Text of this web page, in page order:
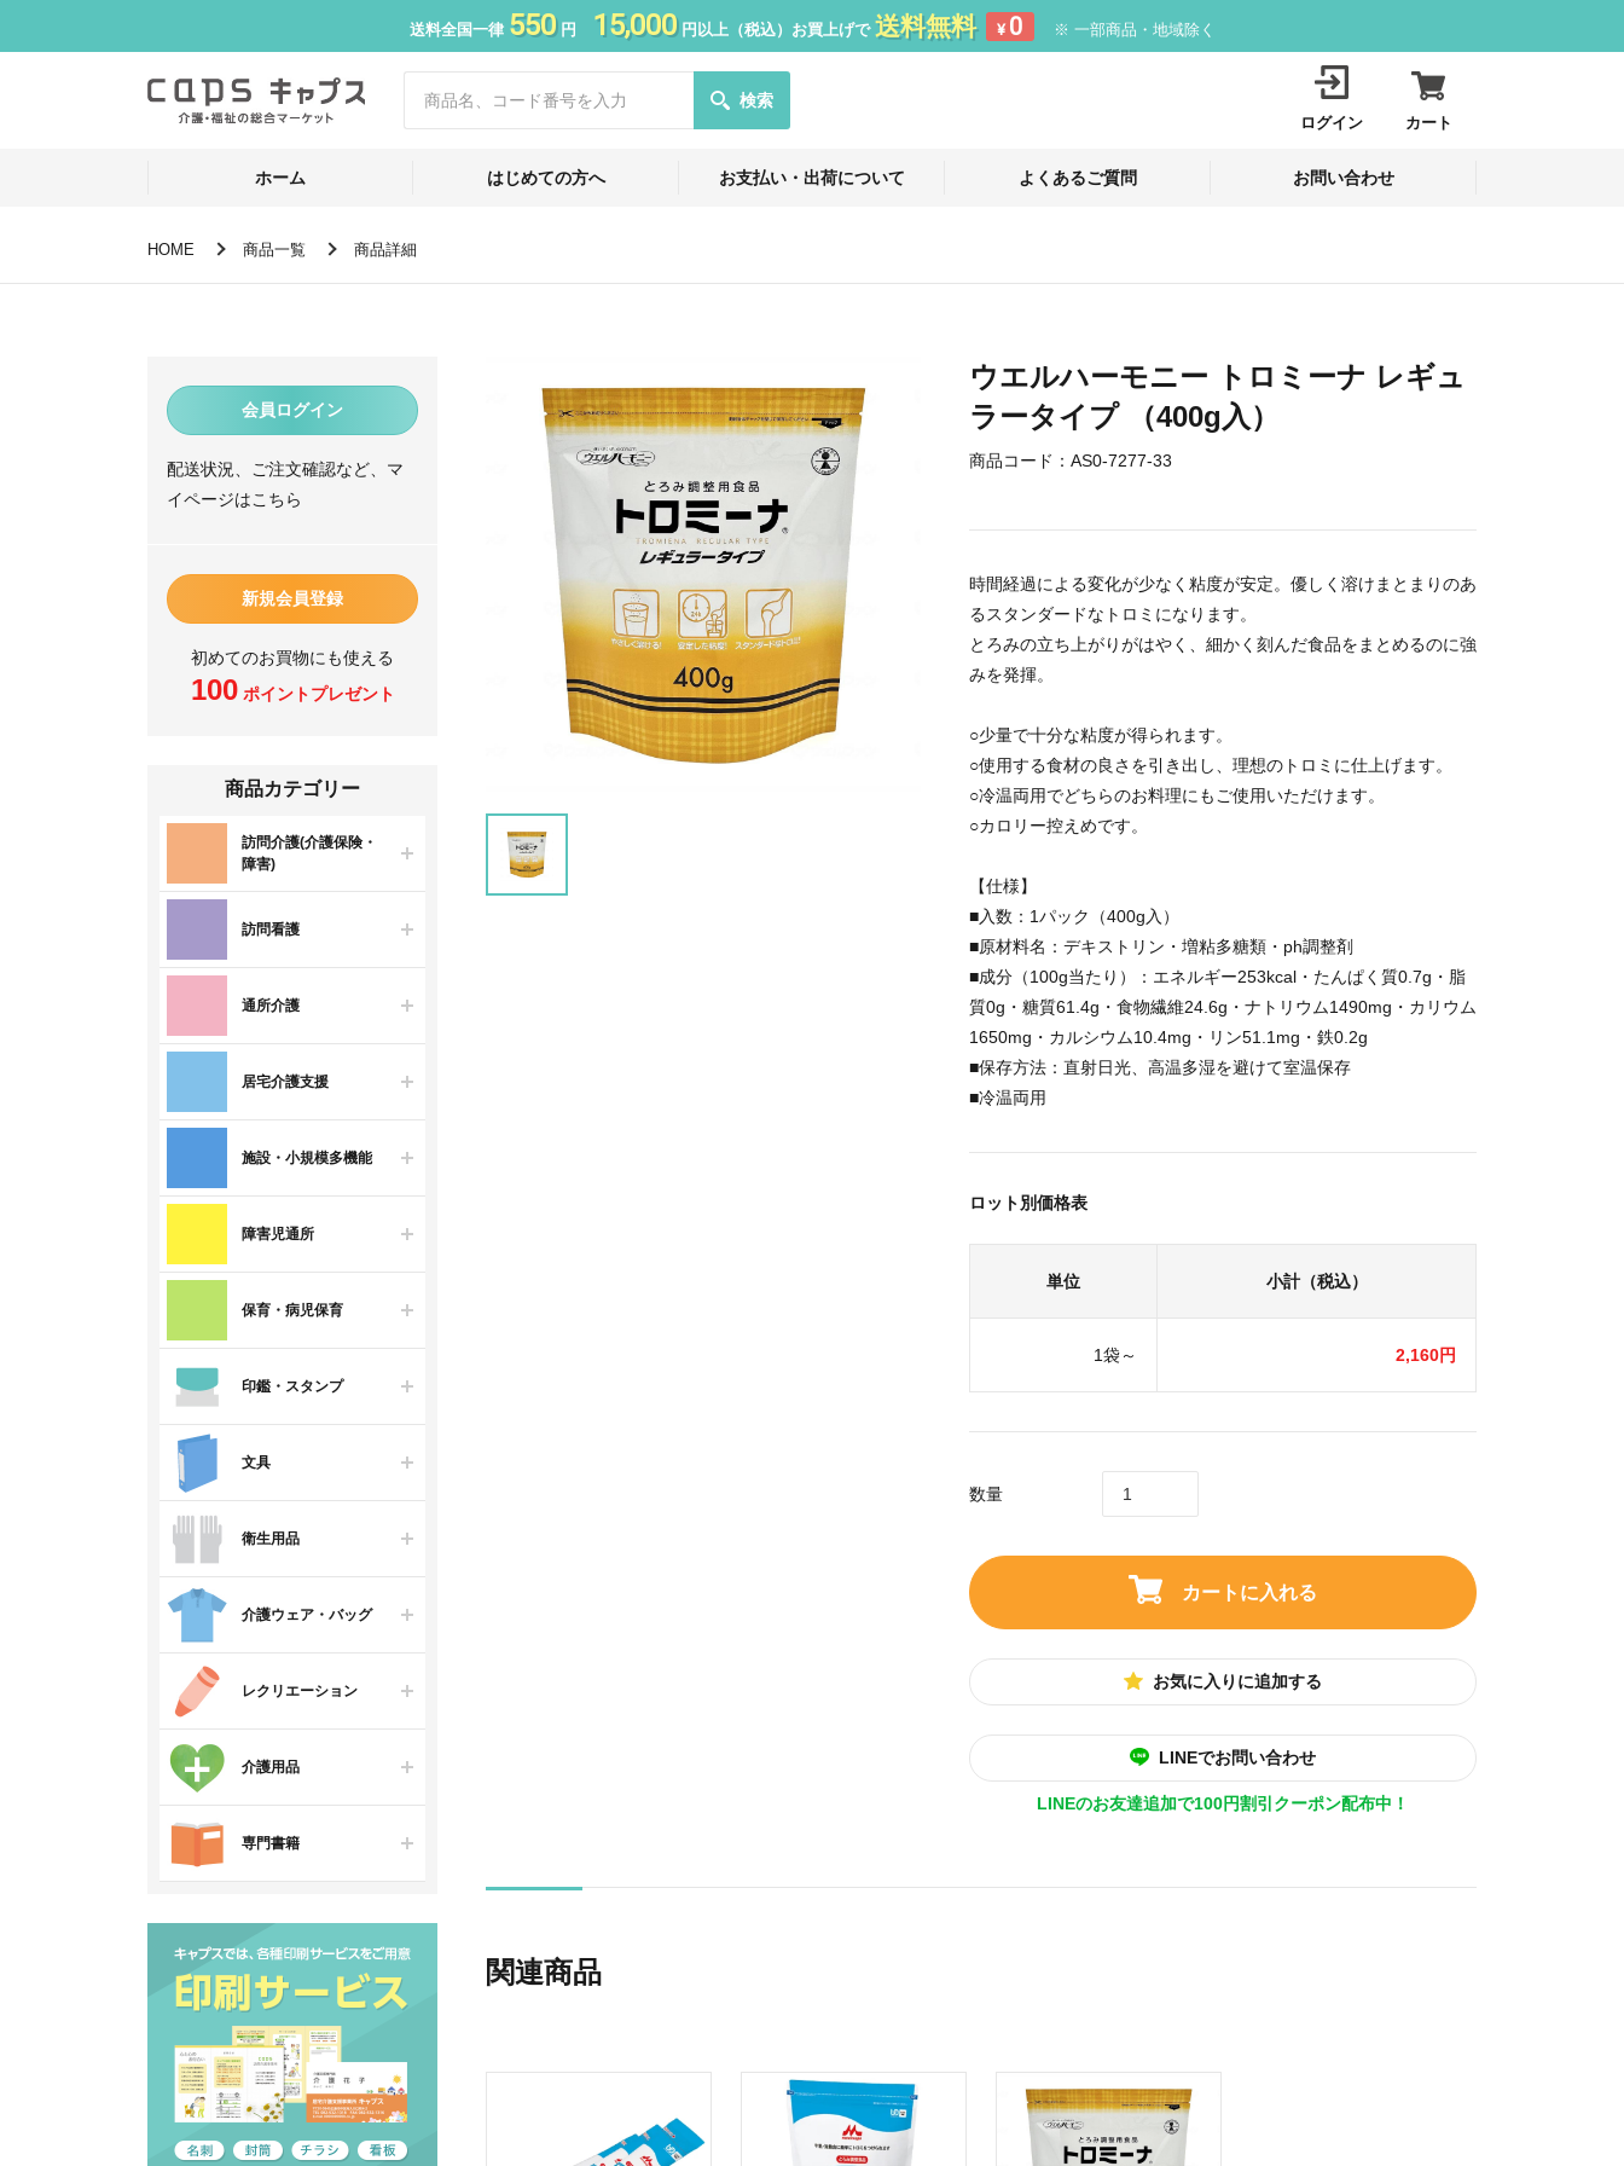
送料全国一律 550円 15,000円以上（税込）お買上げで 送料無料 ¥ 0 ※ 一部商品・地域除く
検索
ログイン カート
ホーム はじめての方へ お支払い・出荷について よくあるご質問 お問い合わせ
HOME 商品一覧 商品詳細
会員ログイン
配送状況、ご注文確認など、マ
イページはこちら
新規会員登録
初めてのお買物にも使える
100ポイントプレゼント
商品カテゴリー
訪問介護(介護保険・
障害)
訪問看護
通所介護
居宅介護支援
施設・小規模多機能
障害児通所
保育・病児保育
印鑑・スタンプ
文具
衛生用品
介護ウェア・バッグ
レクリエーション
介護用品
専門書籍
ウエルハーモニー トロミーナ レギュ
ラータイプ （400g入）
商品コード： AS0-7277-33
時間経過による変化が少なく粘度が安定。優しく溶けまとまりのあ
るスタンダードなトロミになります。
とろみの立ち上がりがはやく、細かく刻んだ食品をまとめるのに強
みを発揮。
○少量で十分な粘度が得られます。
○使用する食材の良さを引き出し、理想のトロミに仕上げます。
○冷温両用でどちらのお料理にもご使用いただけます。
○カロリー控えめです。
【仕様】
■入数：1パック（400g入）
■原材料名：デキストリン・増粘多糖類・ph調整剤
■成分（100g当たり）：エネルギー253kcal・たんぱく質0.7g・脂
質0g・糖質61.4g・食物繊維24.6g・ナトリウム1490mg・カリウム
1650mg・カルシウム10.4mg・リン51.1mg・鉄0.2g
■保存方法：直射日光、高温多湿を避けて室温保存
■冷温両用
ロット別価格表
単位 小計（税込）
1袋～ 2,160円
数量
カートに入れる
お気に入りに追加する
LINEでお問い合わせ
LINEのお友達追加で100円割引クーポン配布中！
関連商品